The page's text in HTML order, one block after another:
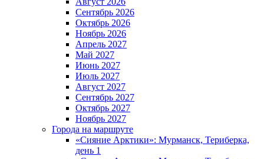
Сентябрь 2026
Октябрь 2026
Ноябрь 2026
Апрель 2027
Май 2027
Июнь 2027
Июль 2027
Август 2027
Сентябрь 2027
Октябрь 2027
Ноябрь 2027
Города на маршруте
«Сияние Арктики»: Мурманск, Териберка,
день 1